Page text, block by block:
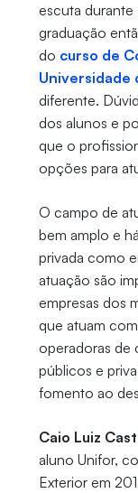
escuta durante
graduação
do curso de
Universidade
diferente.
dos alunos e
que o
opções para
O campo de
bem amplo e
privada como
atuação são
empresas dos
que atuam
operadoras de
públicos e
fomento ao
Caio Luiz
aluno Unifor,
Exterior em